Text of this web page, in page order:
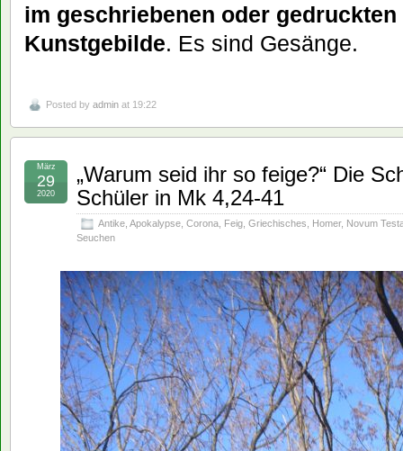
im geschriebenen oder
Kunstgebilde. Es sind Gesänge.
Posted by admin at 19:22
„Warum seid ihr so feige?“ Die
Schüler in Mk 4,24-41
Antike, Apokalypse, Corona, Feig, Griechisches, Homer, Novum
Seuchen
März
29
2020